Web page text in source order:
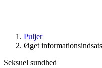
Puljer
Øget
Seksuel sundhed